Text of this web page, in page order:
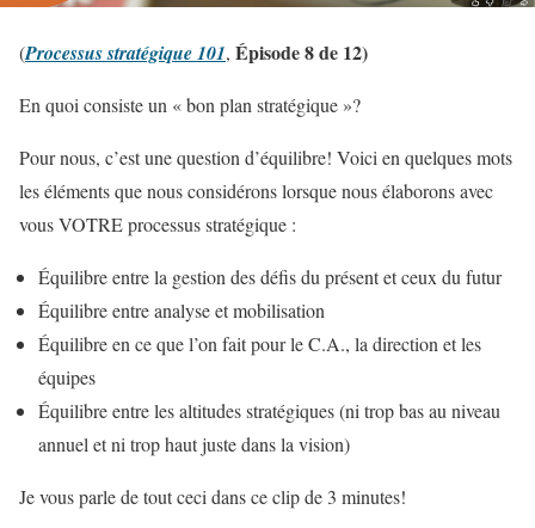
(Processus stratégique 101, Épisode 8 de 12)
En quoi consiste un « bon plan stratégique »?
Pour nous, c’est une question d’équilibre! Voici en quelques mots
les éléments que nous considérons lorsque nous élaborons avec
vous VOTRE processus stratégique :
Équilibre entre la gestion des défis du présent et ceux du futur
Équilibre entre analyse et mobilisation
Équilibre en ce que l’on fait pour le C.A., la direction et les
équipes
Équilibre entre les altitudes stratégiques (ni trop bas au niveau
annuel et ni trop haut juste dans la vision)
Je vous parle de tout ceci dans ce clip de 3 minutes!